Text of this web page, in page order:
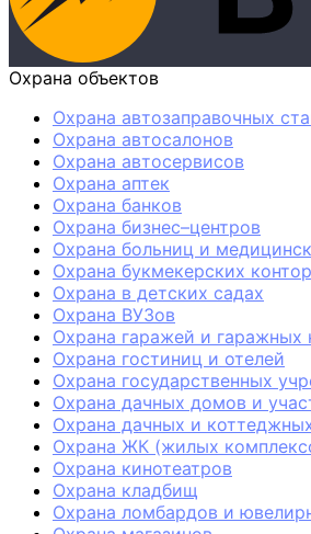
Охрана объектов
Охрана автозаправочных
Охрана автосалонов
Охрана автосервисов
Охрана аптек
Охрана банков
Охрана бизнес–центров
Охрана больниц и
Охрана букмекерских контор
Охрана в детских садах
Охрана ВУЗов
Охрана гаражей и гаражных
Охрана гостиниц и отелей
Охрана государственных
Охрана дачных домов и
Охрана дачных и
Охрана ЖК (жилых
Охрана кинотеатров
Охрана кладбищ
Охрана ломбардов и